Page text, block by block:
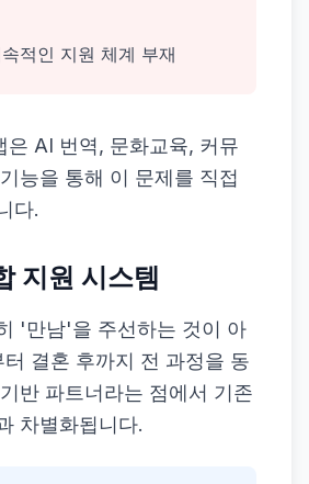
적인 지원 체계 부재
은 AI 번역, 문화교육, 커뮤
능을 통해 이 문제를 직접
다.
지원 시스템
'만남'을 주선하는 것이 아
결혼 후까지 전 과정을 동
반 파트너라는 점에서 기존
차별화됩니다.